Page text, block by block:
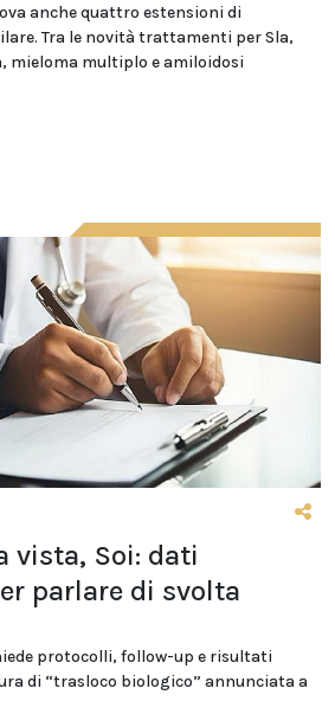
anche quattro estensioni di
Tra le novità trattamenti per Sla,
mieloma multiplo e amiloidosi
vista, Soi: dati
parlare di svolta
protocolli, follow-up e risultati
di “trasloco biologico” annunciata a